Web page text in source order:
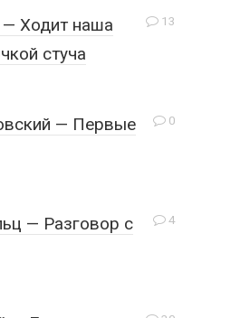
13
Ходит наша
стуча
0
— Первые
4
— Разговор с